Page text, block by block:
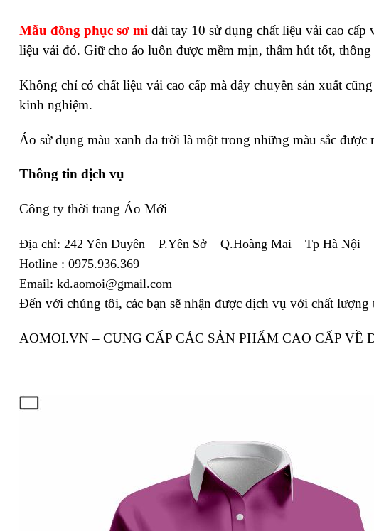
Mẫu đồng phục sơ mi dài tay 10 sử dụng chất liệu vải cao
liệu vải đó. Giữ cho áo luôn được mềm mịn, thấm hút tốt,
Không chỉ có chất liệu vải cao cấp mà dây chuyền sản xuất
kinh nghiệm.
Áo sử dụng màu xanh da trời là một trong những màu sắc
Thông tin dịch vụ
Công ty thời trang Áo Mới
Địa chỉ: 242 Yên Duyên – P.Yên Sở – Q.Hoàng Mai – Tp Hà Nội
Hotline : 0975.936.369
Email: kd.aomoi@gmail.com
Đến với chúng tôi, các bạn sẽ nhận được dịch vụ với chất
AOMOI.VN – CUNG CẤP CÁC SẢN PHẨM CAO CẤP VỀ